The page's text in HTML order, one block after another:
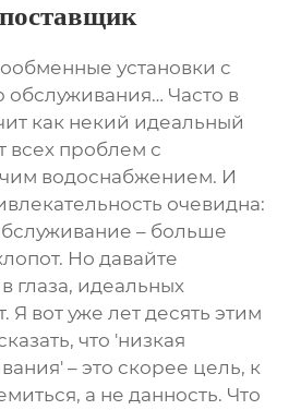
установки с
обслуживания… Часто в
как некий идеальный
всех проблем с
водоснабжением. И
очевидна:
– больше
Но давайте
глаза, идеальных
вот уже лет десять этим
что 'низкая
– это скорее цель, к
а не данность. Что